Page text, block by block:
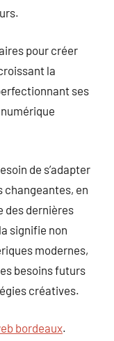
pour créer
la
ses
de s’adapter
en
des dernières
signifie non
modernes,
besoins futurs
créatives.
bordeaux.